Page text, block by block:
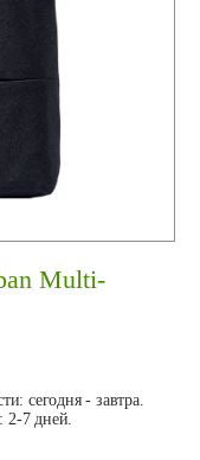
Multi-
сегодня - завтра.
2-7 дней.